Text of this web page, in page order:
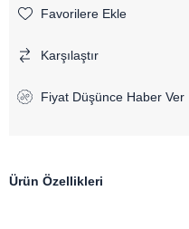
Favorilere Ekle
Karşılaştır
Fiyat Düşünce Haber Ver
Ürün Özellikleri